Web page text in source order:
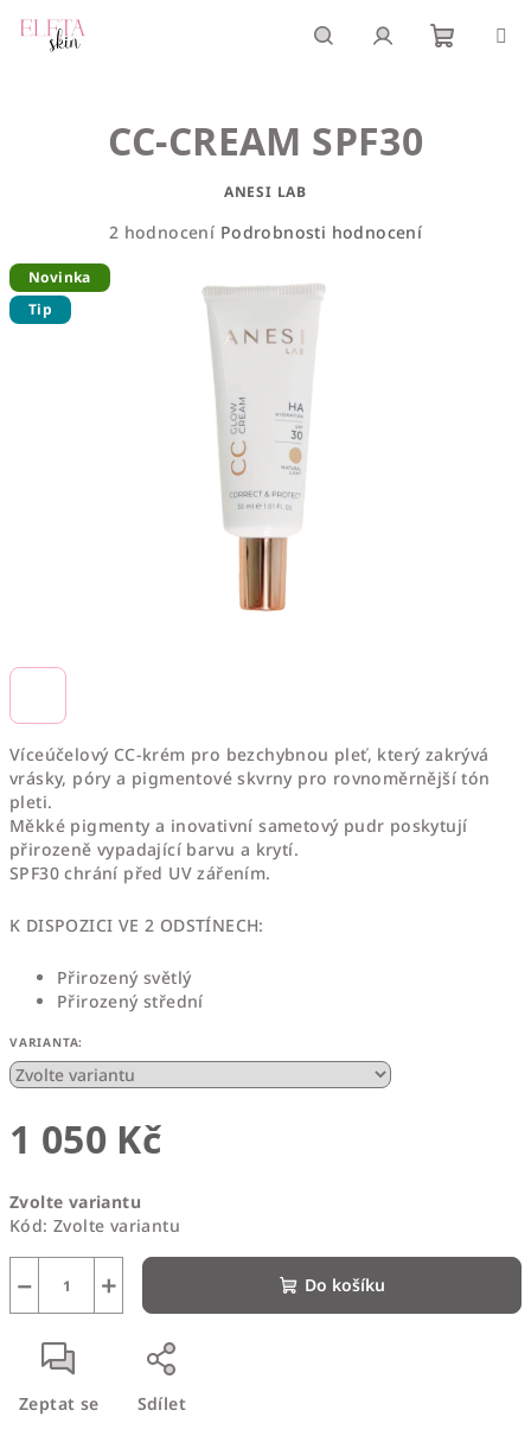
obsah
Víceúčelový CC-krém pro bezchybnou pleť, který zakrývá
vrásky, póry a pigmentové skvrny pro rovnoměrnější tón
pleti.
Měkké pigmenty a inovativní sametový pudr poskytují
přirozeně vypadající barvu a krytí.
SPF30 chrání před UV zářením.
K DISPOZICI VE 2 ODSTÍNECH:
Přirozený světlý
Přirozený střední
VARIANTA:
1 050 Kč
cena:
Zvolte variantu
Kód: Zvolte variantu
+
− Do košíku
Zeptat se Sdílet
CC-CREAM SPF30
ANESI LAB
Průměrné
produktu
2 hodnocení Podrobnosti hodnocení
Novinka
Tip